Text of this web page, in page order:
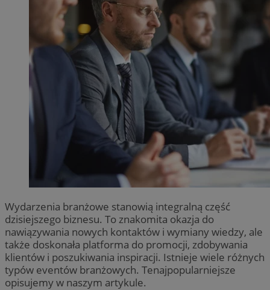
Wydarzenia branżowe stanowią integralną część
dzisiejszego biznesu. To znakomita okazja do
nawiązywania nowych kontaktów i wymiany wiedzy, ale
także doskonała platforma do promocji, zdobywania
klientów i poszukiwania inspiracji. Istnieje wiele różnych
typów eventów branżowych. Tenajpopularniejsze
opisujemy w naszym artykule.